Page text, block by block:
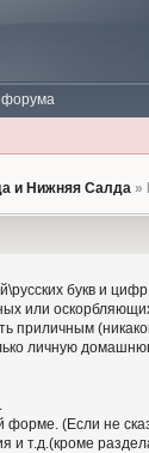
форума
и Нижняя Салда »
букв и
или
приличным
личную
(Если не
и т.д.(кроме